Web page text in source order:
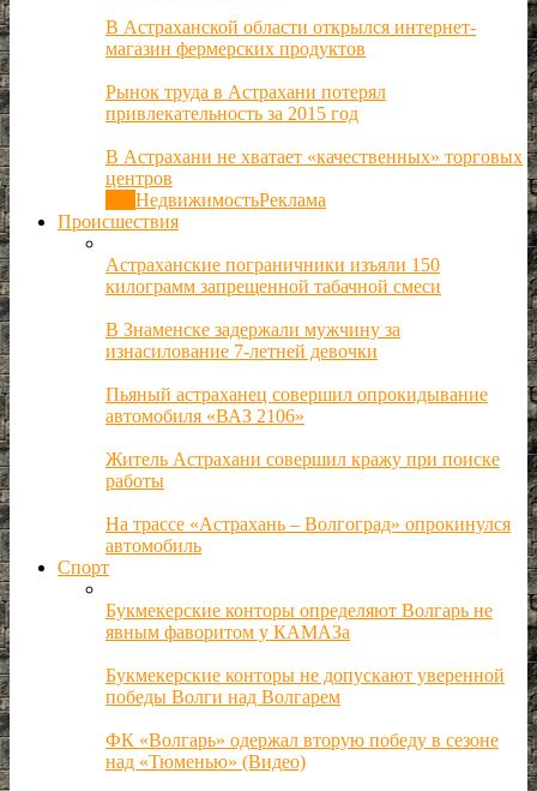
В Астраханской области открылся интернет-
магазин фермерских продуктов
Рынок труда в Астрахани потерял
привлекательность за 2015 год
В Астрахани не хватает «качественных» торговых
центров
НедвижимостьРеклама
Происшествия
Астраханские пограничники изъяли 150
килограмм запрещенной табачной смеси
В Знаменске задержали мужчину за
изнасилование 7-летней девочки
Пьяный астраханец совершил опрокидывание
автомобиля «ВАЗ 2106»
Житель Астрахани совершил кражу при поиске
работы
На трассе «Астрахань – Волгоград» опрокинулся
автомобиль
Спорт
Букмекерские конторы определяют Волгарь не
явным фаворитом у КАМАЗа
Букмекерские конторы не допускают уверенной
победы Волги над Волгарем
ФК «Волгарь» одержал вторую победу в сезоне
над «Тюменью» (Видео)